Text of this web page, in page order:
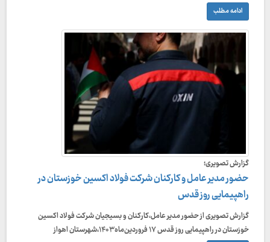
ادامه مطلب
گزارش تصویری؛
حضور مدیر عامل و کارکنان شرکت فولاد اکسین خوزستان در
راهپیمایی روز قدس
گزارش تصویری از حضور مدیر عامل،کارکنان و بسیجیان شرکت فولاد اکسین
خوزستان در راهپیمایی روز قدس ۱۷ فروردین‌ماه ۱۴۰۳،شهرستان اهواز